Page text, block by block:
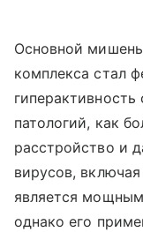
Основной
комплекса стал
патологий, как
расстройство и
вирусов,
является
однако его